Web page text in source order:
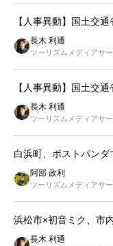
【人事異動】国土交
長木 利通
ツーリズムメディアサ
【人事異動】国土交
長木 利通
ツーリズムメディアサ
白浜町、ポストパン
阿部 政利
ツーリズムメディアサ
浜松市×初音ミク、市
長木 利通